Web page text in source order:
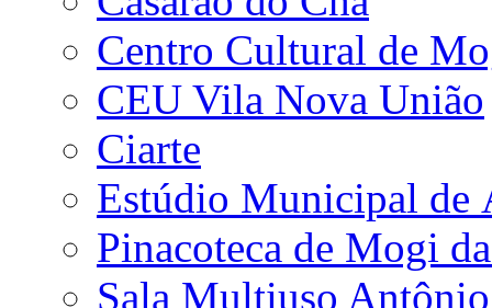
Centro Cultural de
CEU Vila Nova União
Ciarte
Estúdio Municipal de
Pinacoteca de Mogi
Sala Multiuso